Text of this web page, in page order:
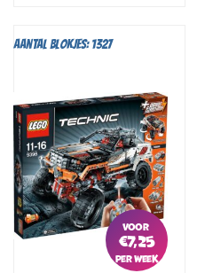
Aantal blokjes: 1327
€7,25